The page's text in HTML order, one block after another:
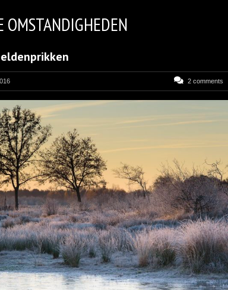
OMSTANDIGHEDEN
2 comments